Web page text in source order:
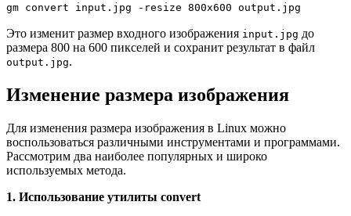
gm convert input.jpg -resize 800x600 output.jpg
Это изменит размер входного изображения input.jpg до
размера 800 на 600 пикселей и сохранит результат в файл
output.jpg.
Изменение размера изображения
Для изменения размера изображения в Linux можно
воспользоваться различными инструментами и программами.
Рассмотрим два наиболее популярных и широко
используемых метода.
1. Использование утилиты convert